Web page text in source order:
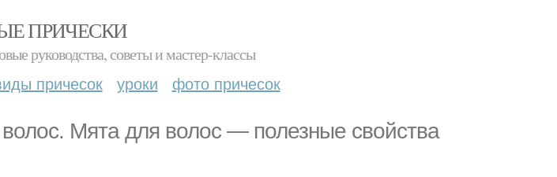
ПРИЧЕСКИ
руководства, советы и мастер-классы
причесок уроки фото причесок
Мята для волос — полезные свойства